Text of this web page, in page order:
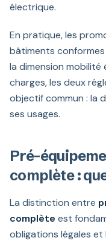
électrique.
En pratique, les
bâtiments
la dimension mobilité
charges, les deux
objectif commun : la
ses usages.
Pré-
complète :
La distinction entre
complète est
obligations légales et